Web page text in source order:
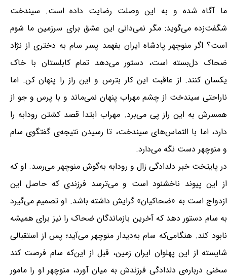
ما آگاه شده و به این وصلت رضایت داده است. سیندخت
شگفت‌زده می‌گوید: مگر نمی‌دانی این عشق برای سرزمین ما شوم
است؟ اگر منوچهر پادشاه ایران بفهمد پسر سام به دختری از نژاد
ضحاک دل‌بسته است، دستور می‌دهد تمام کابلستان با خاک
یکسان کنند. از عاقبت این کار بترس و این راز را پنهان کن. اما
ناراحتی سیندخت از چشم مهراب پنهان نمی‌ماند و با پرس و جو از
همسرش به این راز پی می‌برد. مهراب ابتدا قصد کشتن رودابه را
دارد، اما با التماس‌های سیندخت، تا رسیدن نتیجه‌ی گفتگوی سام
و منوچهر دست نگه می‌دارد.
در پایتخت خبر دلدادگی زال و رودابه به‌گوش منوچهر می‌رسد. او که
از این پیوند ناخشنود است و می‌ترسد فرزندی که حاصل این
ازدواج است به «ضحاکیان» گرایش داشته باشد. او تصمیم می‌گیرد
به سام دستور دهد که آخرین بازماندگان ضحاک را نیز برای همیشه
نابود کند. هنگامی‌که سام به‌دیدار منوچهر می‌آید؛ پس از استقبالی
شایسته از این پهلوان ایران زمین، قبل از این‌که سام فرصت کند
سخنی درباره‌ی دلدادگی فرزندش به میان آورد، منوچهر او را مامور